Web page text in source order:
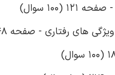
سوال)
رفتاری - صفحه 148 (100 سوال)